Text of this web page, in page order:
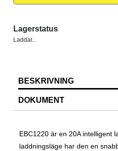
Lagerstatus
Laddar...
BESKRIVNING
DOKUMENT
EBC1220 är en 20A intelligent
laddningsläge har den en